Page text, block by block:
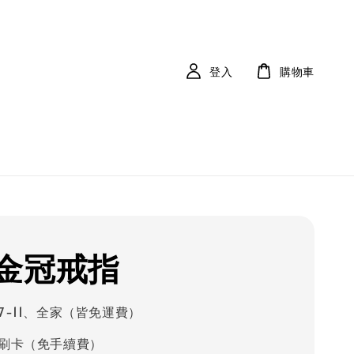
登入 購物車
冠戒指
11、全家（皆免運費）
卡（免手續費）